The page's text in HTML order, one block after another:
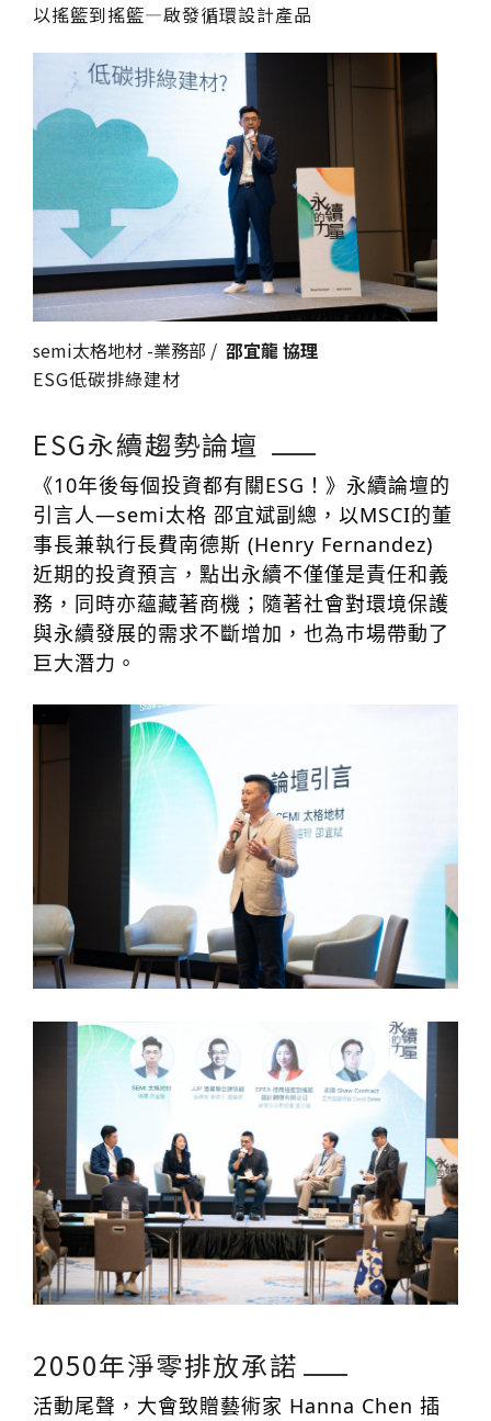
搜尋
搜尋
熱門搜尋 太格AI報你知 隔音建材
ESG 碳足跡計算器
太格奧運五環
以搖籃到搖籃—啟發循環設計產品
semi太格地材 -業務部 / 邵宜龍 協理
ESG低碳排綠建材
ESG永續趨勢論壇
《10年後每個投資都有關ESG！》永續論壇的
引言人—semi太格 邵宜斌副總，以MSCI的董
事長兼執行長費南德斯 (Henry Fernandez)
近期的投資預言，點出永續不僅僅是責任和義
務，同時亦蘊藏著商機；隨著社會對環境保護
與永續發展的需求不斷增加，也為巿場帶動了
巨大潛力。
2050年淨零排放承諾
活動尾聲，大會致贈藝術家 Hanna Chen 插